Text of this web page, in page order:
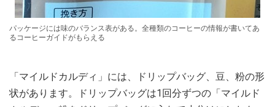
パッケージには味のバランス表がある。全種類のコーヒーの情報が書いてあ
るコーヒーガイドがもらえる
「マイルドカルディ」には、ドリップバッグ、豆、粉の形
状があります。ドリップバッグは1回分ずつの「マイルド